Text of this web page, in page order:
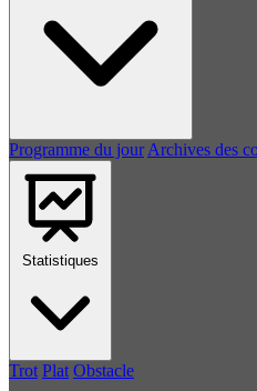
Programme du jour Archives des
Statistiques
Trot Plat Obstacle